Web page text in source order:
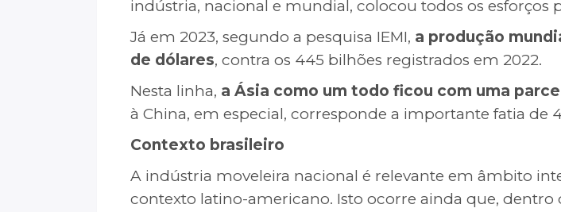
indústria, nacional e mundial, colocou todos os esforços
Já em 2023, segundo a pesquisa IEMI, a produção
de dólares, contra os 445 bilhões registrados em 2022.
Nesta linha, a Ásia como um todo ficou com uma
à China, em especial, corresponde a importante fatia de
Contexto brasileiro
A indústria moveleira nacional é relevante em âmbito
contexto latino-americano. Isto ocorre ainda que,